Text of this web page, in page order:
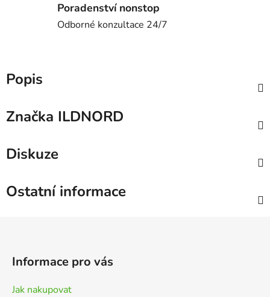
Poradenství nonstop
Odborné konzultace 24/7
Popis
Značka ILDNORD
Diskuze
Ostatní informace
Informace pro vás
Jak nakupovat